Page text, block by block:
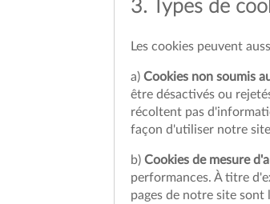
3. Types de
Les cookies peuvent
a) Cookies non soumis
être désactivés ou
récoltent pas
façon d'utiliser notre
b) Cookies de mesure
performances. À titre
pages de notre site sont